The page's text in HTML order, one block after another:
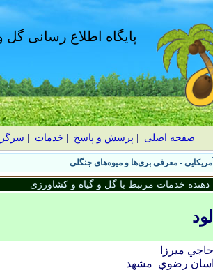
پایگاه اطلاع رسانی گل
صفحه اصلی پرسش و پاسخ خدمات
خدمات مرتبط با گل و گیاه و کشاورزی
ميرزا
رضوي مشهد